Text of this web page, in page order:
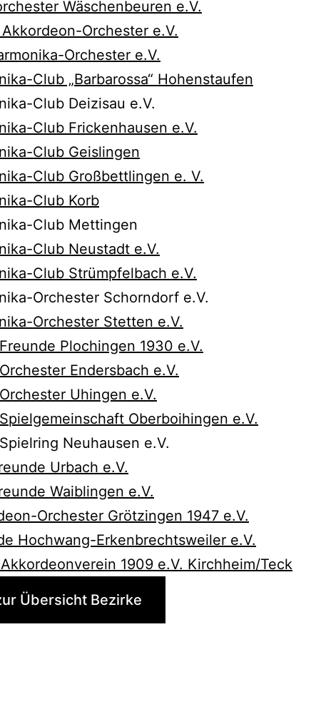
Wäschenbeuren e.V.
Orchester e.V.
Orchester e.V.
Club „Barbarossa“ Hohenstaufen
Club Deizisau e.V.
Club Frickenhausen e.V.
Club Geislingen
Club Großbettlingen e. V.
Club Korb
Club Mettingen
Club Neustadt e.V.
Club Strümpfelbach e.V.
Orchester Schorndorf e.V.
Orchester Stetten e.V.
Plochingen 1930 e.V.
Endersbach e.V.
Uhingen e.V.
Oberboihingen e.V.
Neuhausen e.V.
Urbach e.V.
Waiblingen e.V.
Orchester Grötzingen 1947 e.V.
Hochwang-Erkenbrechtsweiler e.V.
1909 e.V. Kirchheim/Teck
Übersicht Bezirke